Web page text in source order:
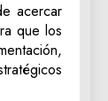
acercar
que los